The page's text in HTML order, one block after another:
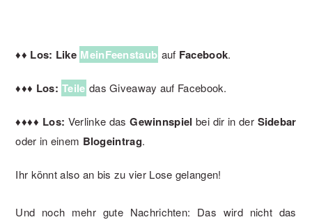
♦♦ Los: Like MeinFeenstaub auf Facebook.
♦♦♦ Los: Teile das Giveaway auf Facebook.
♦♦♦♦ Los: Verlinke dasGewinnspielbei dir in derSidebar
oder in einem Blogeintrag.
Ihr könnt also an bis zu vier Lose gelangen!
Und noch mehr gute Nachrichten: Das wird nicht das